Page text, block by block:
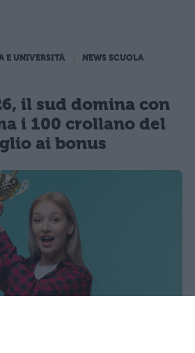
E UNIVERSITÀ NEWS SCUOLA
il sud domina con
i 100 crollano del
ai bonus